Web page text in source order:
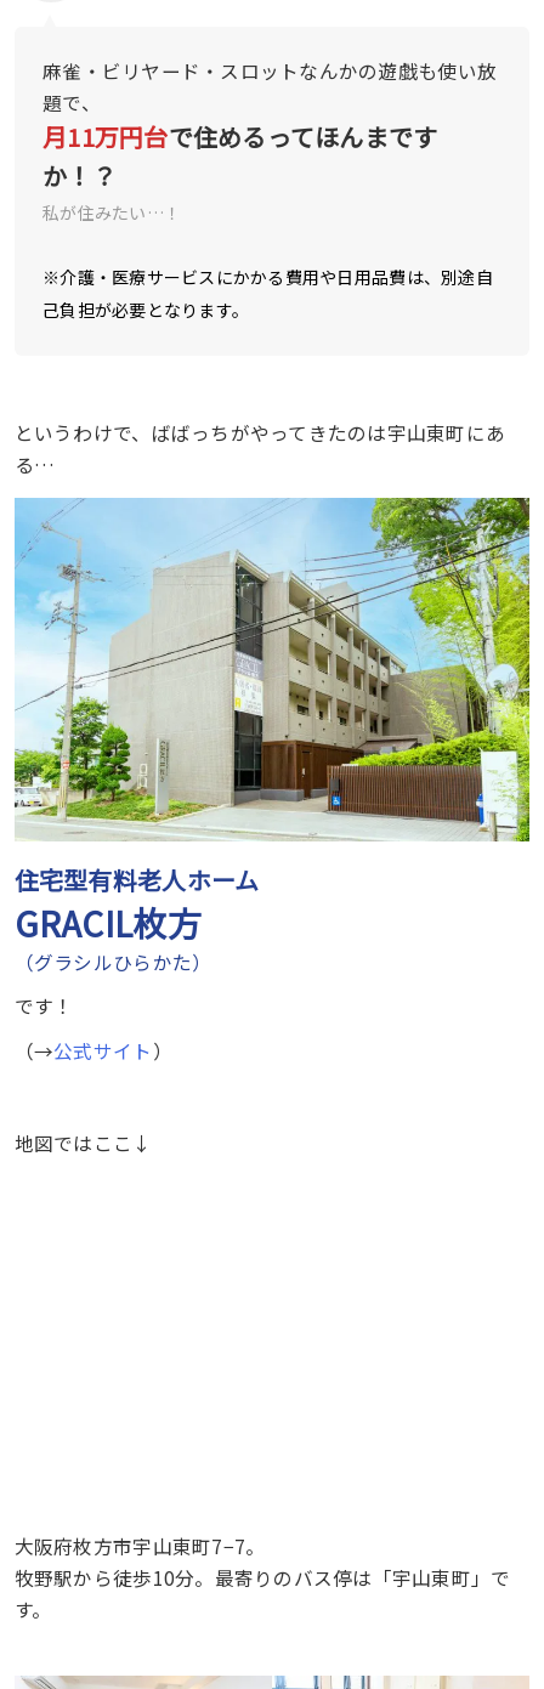
麻雀・ビリヤード・スロットなんかの遊戯も使い放
題で、
月11万円台で住めるってほんまです
か！？
私が住みたい…！
※介護・医療サービスにかかる費用や日用品費は、別途自
己負担が必要となります。
というわけで、ばばっちがやってきたのは宇山東町にあ
る…
住宅型有料老人ホーム
GRACIL枚方
（グラシルひらかた）
です！
（→公式サイト ）
地図ではここ↓
大阪府枚方市宇山東町7−7。
牧野駅から徒歩10分。最寄りのバス停は「宇山東町」で
す。